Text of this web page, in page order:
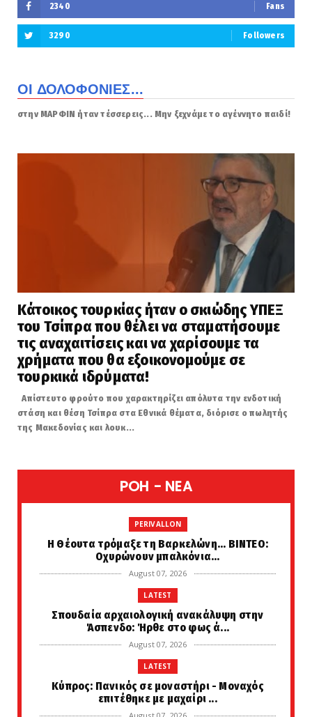
2340 Fans
3290 Followers
ΟΙ ΔΟΛΟΦΟΝΙΕΣ...
στην ΜΑΡΦΙΝ ήταν τέσσερεις... Μην ξεχνάμε το αγέννητο παιδί!
Κάτοικος τουρκίας ήταν ο σκιώδης ΥΠΕΞ
του Τσίπρα που θέλει να σταματήσουμε
τις αναχαιτίσεις και να χαρίσουμε τα
χρήματα που θα εξοικονομούμε σε
τουρκικά ιδρύματα!
Απίστευτο φρούτο που χαρακτηρίζει απόλυτα την ενδοτική
στάση και θέση Τσίπρα στα Εθνικά θέματα, διόρισε ο πωλητής
της Μακεδονίας και λουκ...
POH - NEA
PERIVALLON
H Θέουτα τρόμαξε τη Βαρκελώνη... ΒΙΝΤΕΟ:
Οχυρώνουν μπαλκόνια...
August 07, 2026
LATEST
Σπουδαία αρχαιολογική ανακάλυψη στην
Άσπενδο: Ήρθε στο φως ά...
August 07, 2026
LATEST
Κύπρος: Πανικός σε μοναστήρι - Μοναχός
επιτέθηκε με μαχαίρι ...